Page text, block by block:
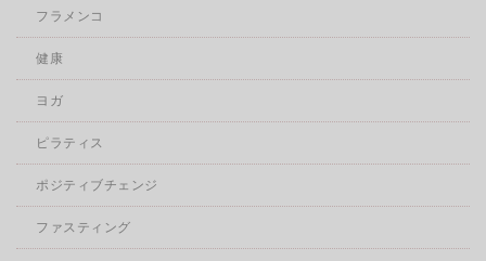
フラメンコ
健康
ヨガ
ピラティス
ポジティブチェンジ
ファスティング